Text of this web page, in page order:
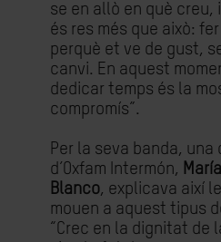
se en allò en què
és res més que això:
perquè et ve de gust,
canvi. En aquest
dedicar temps és la
compromís”.
Per la seva banda,
d’Oxfam Intermón,
Blanco, explicava així
mouen a aquest tipus
“Crec en la dignitat de